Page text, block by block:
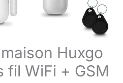
Huxgo
fil WiFi + GSM